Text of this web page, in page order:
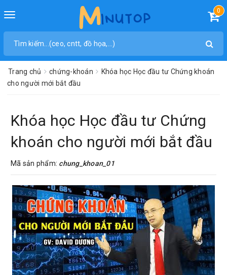
Toggle
0
Trang chủ chứng-khoán
Khóa học Học đầu tư Chứng khoán
cho người mới bắt đầu
Khóa học Học đầu tư Chứng
khoán cho người mới bắt đầu
Mã sản phẩm: chung_khoan_01